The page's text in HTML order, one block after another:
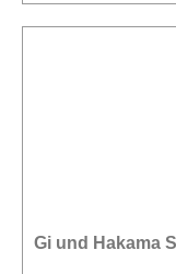
Gi und Hakama